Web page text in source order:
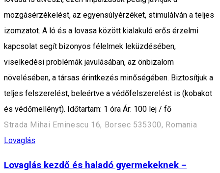
mozgásérzékelést, az egyensúlyérzéket, stimulálván a teljes
izomzatot. A ló és a lovasa között kialakuló erős érzelmi
kapcsolat segít bizonyos félelmek leküzdésében,
viselkedési problémák javulásában, az önbizalom
növelésében, a társas érintkezés minőségében. Biztosítjuk a
teljes felszerelést, beleértve a védőfelszerelést is (kobakot
és védőmellényt). Időtartam: 1 óra Ár: 100 lej / fő
Strada Mihai Eminescu 16, Borsec 535300, Romania
Lovaglás
Lovaglás kezdő és haladó gyermekeknek –